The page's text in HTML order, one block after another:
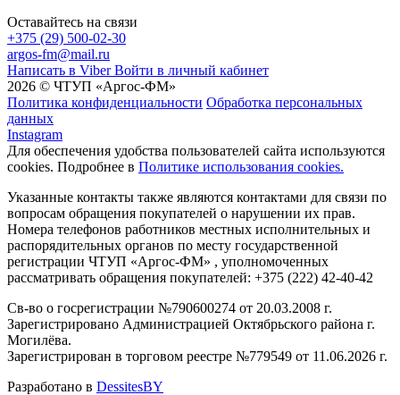
Оставайтесь на связи
+375 (29) 500-02-30
argos-fm@mail.ru
Написать в Viber Войти в личный кабинет
2026 © ЧТУП «Аргос-ФМ»
Политика конфиденциальности Обработка персональных
данных
Instagram
Для обеспечения удобства пользователей сайта используются
cookies. Подробнее в Политике использования cookies.
Указанные контакты также являются контактами для связи по
вопросам обращения покупателей о нарушении их прав.
Номера телефонов работников местных исполнительных и
распорядительных органов по месту государственной
регистрации ЧТУП «Аргос-ФМ» , уполномоченных
рассматривать обращения покупателей: +375 (222) 42-40-42
Св-во о госрегистрации №790600274 от 20.03.2008 г.
Зарегистрировано Администрацией Октябрьского района г.
Могилёва.
Зарегистрирован в торговом реестре №779549 от 11.06.2026 г.
Разработано в DessitesBY